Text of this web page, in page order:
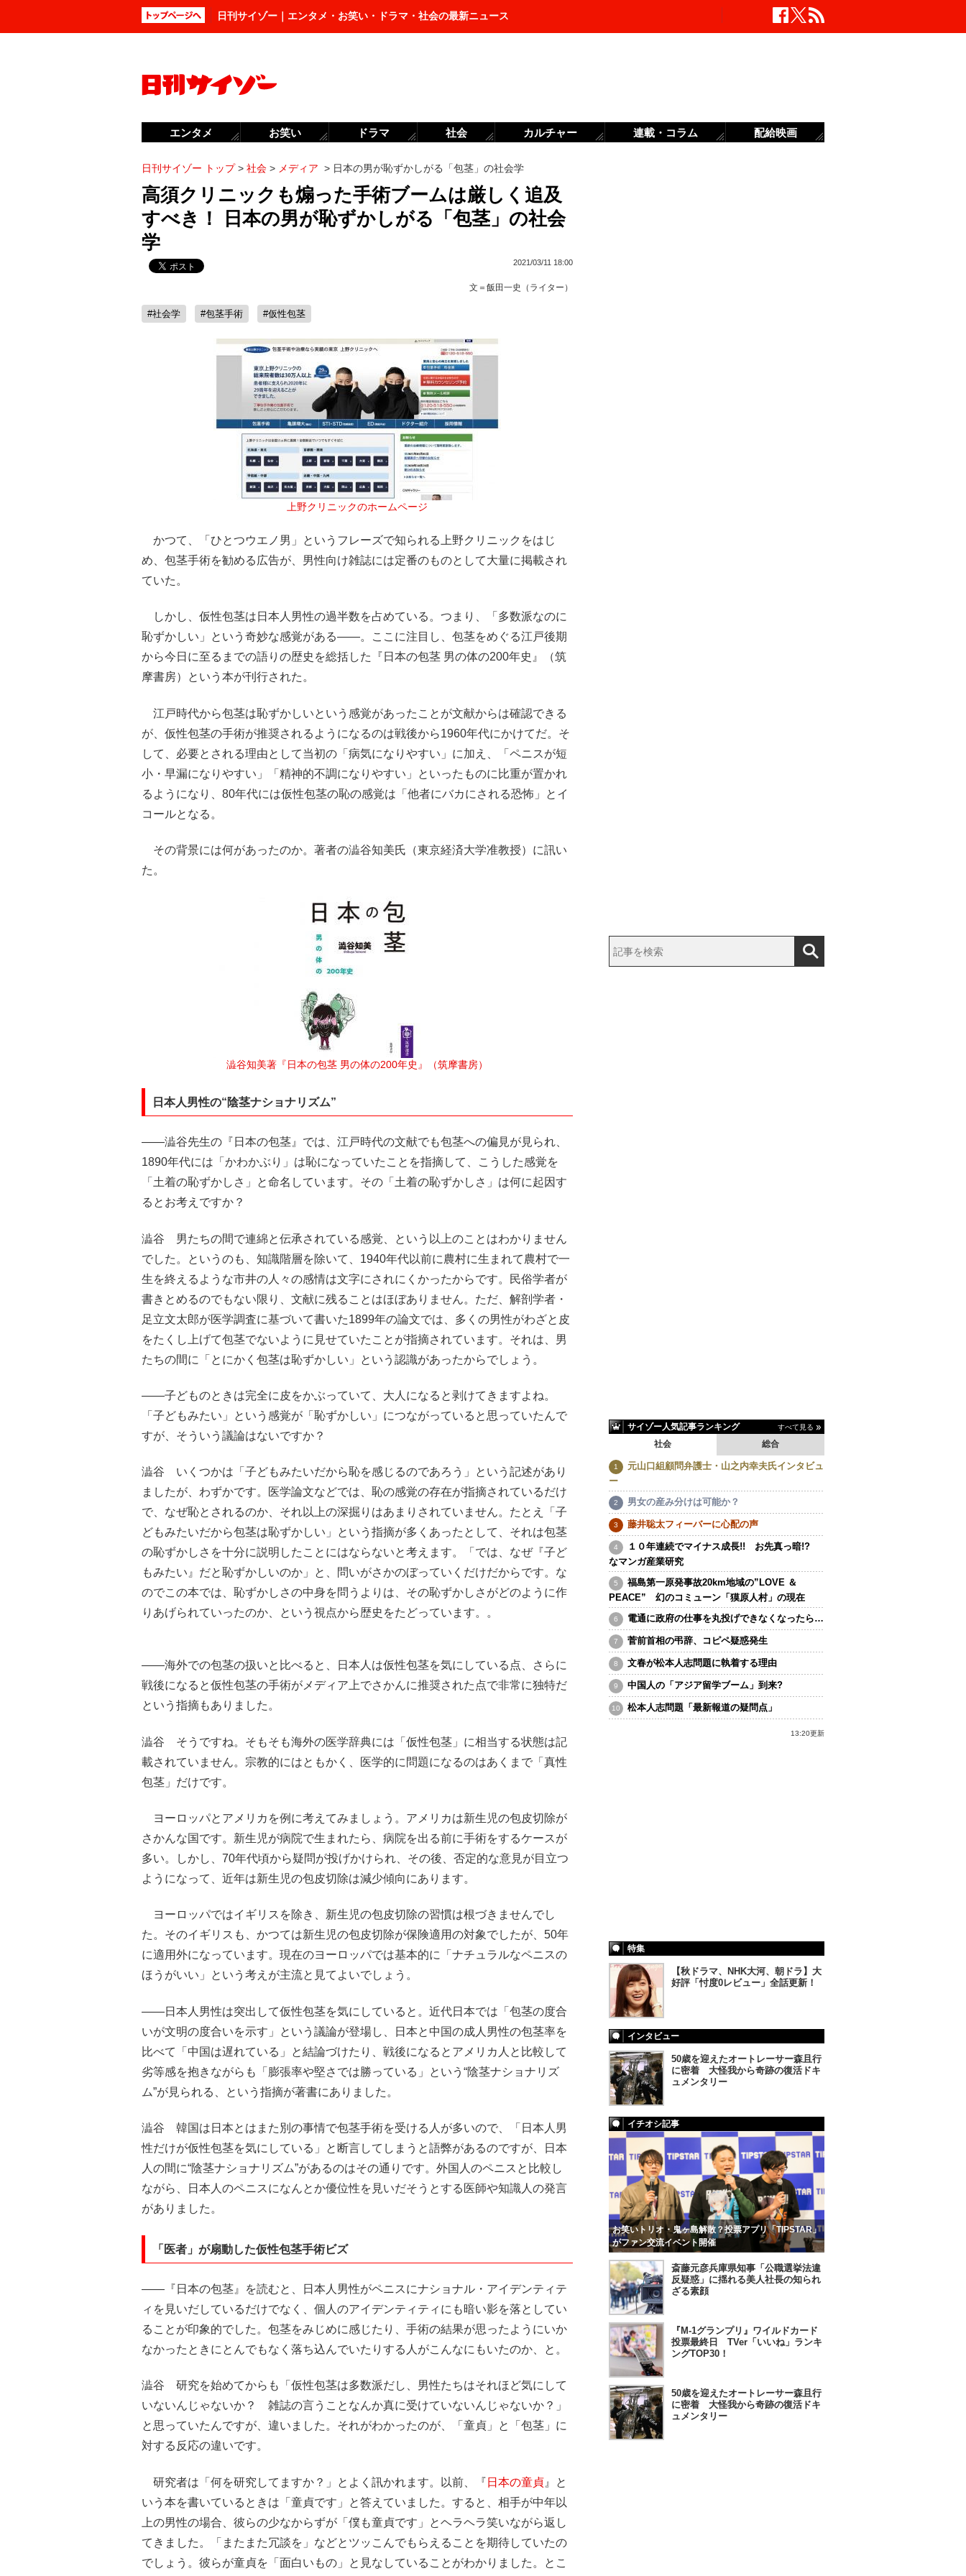
日刊サイゾー｜エンタメ・お笑い・ドラマ・社会の最新ニュース
日刊サイゾー トップ> 社会 > メディア > 日本の男が恥ずかしがる「包茎」の社会学
高須クリニックも煽った手術ブームは厳しく追及
すべき！ 日本の男が恥ずかしがる「包茎」の社会
学
2021/03/11 18:00
文＝ 飯田一史（ライター）
#社会学 #包茎手術 #仮性包茎
上野クリニックのホームページ
かつて、「ひとつウエノ男」というフレーズで知られる上野クリニックをはじ
め、包茎手術を勧める広告が、男性向け雑誌には定番のものとして大量に掲載され
ていた。
しかし、仮性包茎は日本人男性の過半数を占めている。つまり、「多数派なのに
恥ずかしい」という奇妙な感覚がある――。ここに注目し、包茎をめぐる江戸後期
から今日に至るまでの語りの歴史を総括した『日本の包茎 男の体の200年史』（筑
摩書房）という本が刊行された。
江戸時代から包茎は恥ずかしいという感覚があったことが文献からは確認できる
が、仮性包茎の手術が推奨されるようになるのは戦後から1960年代にかけてだ。そ
して、必要とされる理由として当初の「病気になりやすい」に加え、「ペニスが短
小・早漏になりやすい」「精神的不調になりやすい」といったものに比重が置かれ
るようになり、80年代には仮性包茎の恥の感覚は「他者にバカにされる恐怖」とイ
コールとなる。
その背景には何があったのか。著者の澁谷知美氏（東京経済大学准教授）に訊い
た。
澁谷知美著『日本の包茎 男の体の200年史』（筑摩書房）
日本人男性の“陰茎ナショナリズム”
――澁谷先生の『日本の包茎』では、江戸時代の文献でも包茎への偏見が見られ、
1890年代には「かわかぶり」は恥になっていたことを指摘して、こうした感覚を
「土着の恥ずかしさ」と命名しています。その「土着の恥ずかしさ」は何に起因す
るとお考えですか？
澁谷 男たちの間で連綿と伝承されている感覚、という以上のことはわかりません
でした。というのも、知識階層を除いて、1940年代以前に農村に生まれて農村で一
生を終えるような市井の人々の感情は文字にされにくかったからです。民俗学者が
書きとめるのでもない限り、文献に残ることはほぼありません。ただ、解剖学者・
足立文太郎が医学調査に基づいて書いた1899年の論文では、多くの男性がわざと皮
をたくし上げて包茎でないように見せていたことが指摘されています。それは、男
たちの間に「とにかく包茎は恥ずかしい」という認識があったからでしょう。
――子どものときは完全に皮をかぶっていて、大人になると剥けてきますよね。
「子どもみたい」という感覚が「恥ずかしい」につながっていると思っていたんで
すが、そういう議論はないですか？
澁谷 いくつかは「子どもみたいだから恥を感じるのであろう」という記述があり
ましたが、わずかです。医学論文などでは、恥の感覚の存在が指摘されているだけ
で、なぜ恥とされるのか、それ以上の深掘りはあまりされていません。たとえ「子
どもみたいだから包茎は恥ずかしい」という指摘が多くあったとして、それは包茎
の恥ずかしさを十分に説明したことにはならないと考えます。「では、なぜ『子ど
もみたい』だと恥ずかしいのか」と、問いがさかのぼっていくだけだからです。な
のでこの本では、恥ずかしさの中身を問うよりは、その恥ずかしさがどのように作
りあげられていったのか、という視点から歴史をたどっています。。
――海外での包茎の扱いと比べると、日本人は仮性包茎を気にしている点、さらに
戦後になると仮性包茎の手術がメディア上でさかんに推奨された点で非常に独特だ
という指摘もありました。
澁谷 そうですね。そもそも海外の医学辞典には「仮性包茎」に相当する状態は記
載されていません。宗教的にはともかく、医学的に問題になるのはあくまで「真性
包茎」だけです。
ヨーロッパとアメリカを例に考えてみましょう。アメリカは新生児の包皮切除が
さかんな国です。新生児が病院で生まれたら、病院を出る前に手術をするケースが
多い。しかし、70年代頃から疑問が投げかけられ、その後、否定的な意見が目立つ
ようになって、近年は新生児の包皮切除は減少傾向にあります。
ヨーロッパではイギリスを除き、新生児の包皮切除の習慣は根づきませんでし
た。そのイギリスも、かつては新生児の包皮切除が保険適用の対象でしたが、50年
に適用外になっています。現在のヨーロッパでは基本的に「ナチュラルなペニスの
ほうがいい」という考えが主流と見てよいでしょう。
――日本人男性は突出して仮性包茎を気にしていると。近代日本では「包茎の度合
いが文明の度合いを示す」という議論が登場し、日本と中国の成人男性の包茎率を
比べて「中国は遅れている」と結論づけたり、戦後になるとアメリカ人と比較して
劣等感を抱きながらも「膨張率や堅さでは勝っている」という“陰茎ナショナリズ
ム”が見られる、という指摘が著書にありました。
澁谷 韓国は日本とはまた別の事情で包茎手術を受ける人が多いので、「日本人男
性だけが仮性包茎を気にしている」と断言してしまうと語弊があるのですが、日本
人の間に“陰茎ナショナリズム”があるのはその通りです。外国人のペニスと比較し
ながら、日本人のペニスになんとか優位性を見いだそうとする医師や知識人の発言
がありました。
「医者」が扇動した仮性包茎手術ビズ
――『日本の包茎』を読むと、日本人男性がペニスにナショナル・アイデンティテ
ィを見いだしているだけでなく、個人のアイデンティティにも暗い影を落としてい
ることが印象的でした。包茎をみじめに感じたり、手術の結果が思ったようにいか
なかったときにとんでもなく落ち込んでいたりする人がこんなにもいたのか、と。
澁谷 研究を始めてからも「仮性包茎は多数派だし、男性たちはそれほど気にして
いないんじゃないか？ 雑誌の言うことなんか真に受けていないんじゃないか？」
と思っていたんですが、違いました。それがわかったのが、「童貞」と「包茎」に
対する反応の違いです。
研究者は「何を研究してますか？」とよく訊かれます。以前、『 日本の童貞 』と
いう本を書いているときは「童貞です」と答えていました。すると、相手が中年以
上の男性の場合、彼らの少なからずが「僕も童貞です」とヘラヘラ笑いながら返し
てきました。「またまた冗談を」などとツッこんでもらえることを期待していたの
でしょう。彼らが童貞を「面白いもの」と見なしていることがわかりました。とこ
サイゾー人気記事ランキング すべて見る
社会 総合
元山口組顧問弁護士・山之内幸夫氏インタビュ
ー
男女の産み分けは可能か？
藤井聡太フィーバーに心配の声
１０年連続でマイナス成長!! お先真っ暗!?
なマンガ産業研究
福島第一原発事故20km地域の”LOVE ＆
PEACE” 幻のコミューン「獏原人村」の現在
電通に政府の仕事を丸投げできなくなったら…
菅前首相の弔辞、コピペ疑惑発生
文春が松本人志問題に執着する理由
中国人の「アジア留学ブーム」到来?
松本人志問題「最新報道の疑問点」
13:20更新
特集
【秋ドラマ、NHK大河、朝ドラ】大
好評「忖度0レビュー」全話更新！
インタビュー
50歳を迎えたオートレーサー森且行
に密着 大怪我から奇跡の復活ドキ
ュメンタリー
イチオシ記事
お笑いトリオ・鬼ヶ島解散？投票アプリ「TIPSTAR」
がファン交流イベント開催
斎藤元彦兵庫県知事「公職選挙法違
反疑惑」に揺れる美人社長の知られ
ざる素顔
『M-1グランプリ』ワイルドカード
投票最終日 TVer「いいね」ランキ
ングTOP30！
50歳を迎えたオートレーサー森且行
に密着 大怪我から奇跡の復活ドキ
ュメンタリー
エンタメ お笑い ドラマ 社会 カルチャー 連載・コラム 配給映画